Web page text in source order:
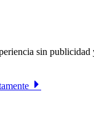
sin